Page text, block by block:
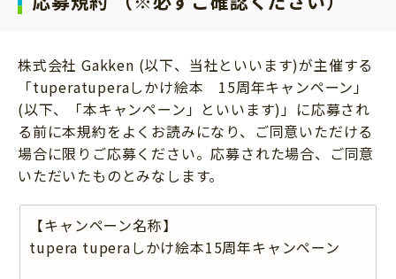
株式会社 Gakken (以下、当社といいます)が主催する
「tuperatuperaしかけ絵本 15周年キャンペーン」
(以下、「本キャンペーン」といいます)」に応募され
る前に本規約をよくお読みになり、ご同意いただける
場合に限りご応募ください。応募された場合、ご同意
いただいたものとみなします。
【キャンペーン名称】
tupera tuperaしかけ絵本15周年キャンペーン